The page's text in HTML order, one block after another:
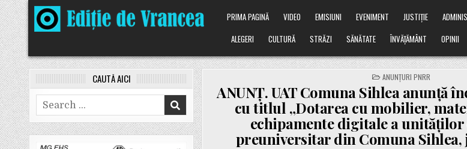
Skip
to
content
PRIMA PAGINĂ VIDEO EMISIUNI EVENIMENT JUSTIȚIE
ALEGERI
CULTURĂ STRĂZI SĂNĂTATE ÎNVĂȚĂMÂNT OPINII
POSTED
IN
ANUNȚURI PNRR
ANUNȚ. UAT Comuna Sihlea anunță
cu titlul „Dotarea cu mobilier,
echipamente digitale a unităților
preuniversitar din Comuna Sihlea,
CAUTĂ AICI
Search
for: